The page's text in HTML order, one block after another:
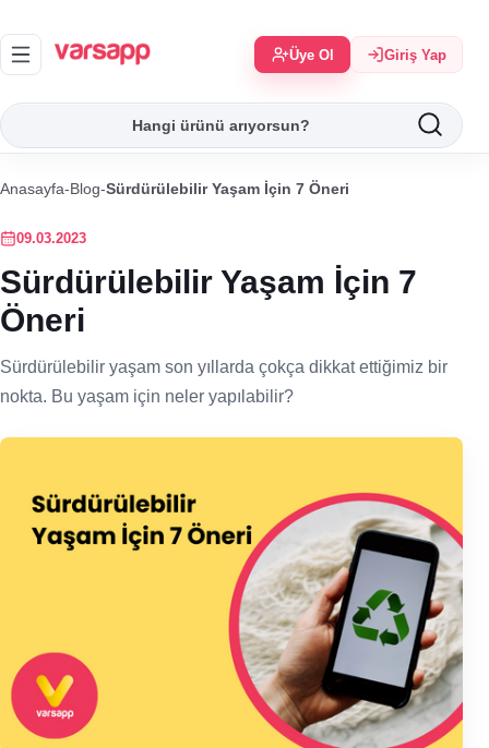
Üye Ol Giriş Yap
Anasayfa-Blog-Sürdürülebilir Yaşam İçin 7 Öneri
09.03.2023
Sürdürülebilir Yaşam İçin 7
Öneri
Sürdürülebilir yaşam son yıllarda çokça dikkat ettiğimiz bir
nokta. Bu yaşam için neler yapılabilir?